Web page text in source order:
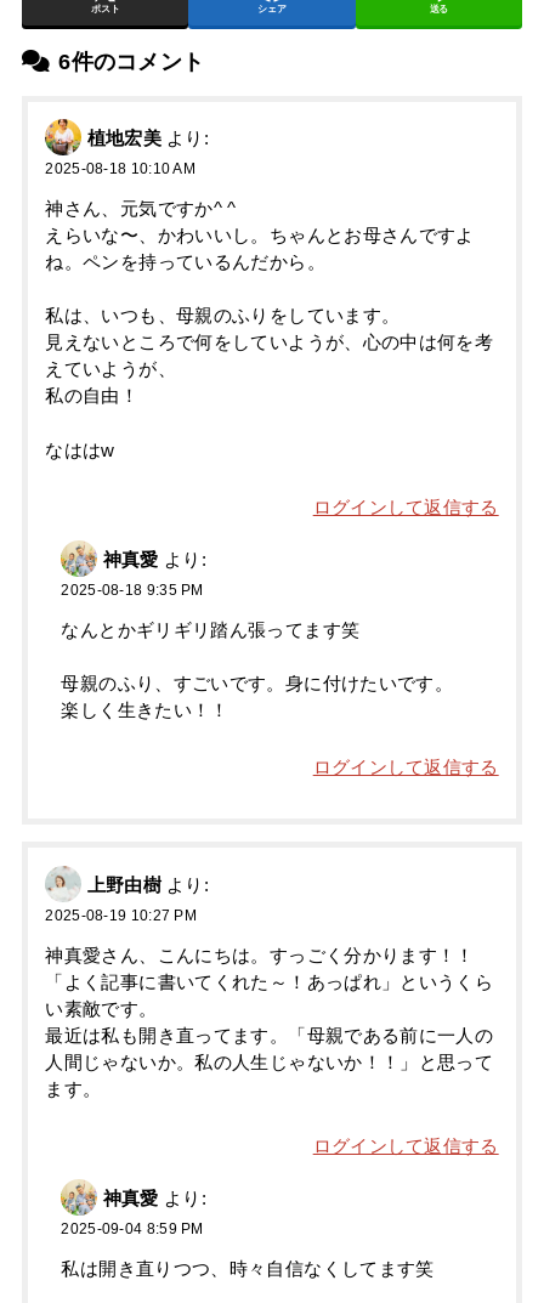
ポスト シェア 送る
6件のコメント
植地宏美 より:
2025-08-18 10:10 AM
神さん、元気ですか^ ^
えらいな〜、かわいいし。ちゃんとお母さんですよ
ね。ペンを持っているんだから。
私は、いつも、母親のふりをしています。
見えないところで何をしていようが、心の中は何を考
えていようが、
私の自由！
なははw
ログインして返信する
神真愛 より:
2025-08-18 9:35 PM
なんとかギリギリ踏ん張ってます笑
母親のふり、すごいです。身に付けたいです。
楽しく生きたい！！
ログインして返信する
上野由樹 より:
2025-08-19 10:27 PM
神真愛さん、こんにちは。すっごく分かります！！
「よく記事に書いてくれた～！あっぱれ」というくら
い素敵です。
最近は私も開き直ってます。「母親である前に一人の
人間じゃないか。私の人生じゃないか！！」と思って
ます。
ログインして返信する
神真愛 より:
2025-09-04 8:59 PM
私は開き直りつつ、時々自信なくしてます笑